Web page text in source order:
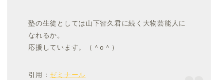
塾の生徒としては山下智久君に続く大物芸能人に
なれるか。
応援しています。（＾o＾）
引用： ゼミナール